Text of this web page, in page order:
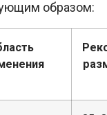
образом: